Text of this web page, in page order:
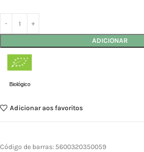
ADICIONAR
Biológico
Adicionar aos favoritos
Código de barras: 5600320350059